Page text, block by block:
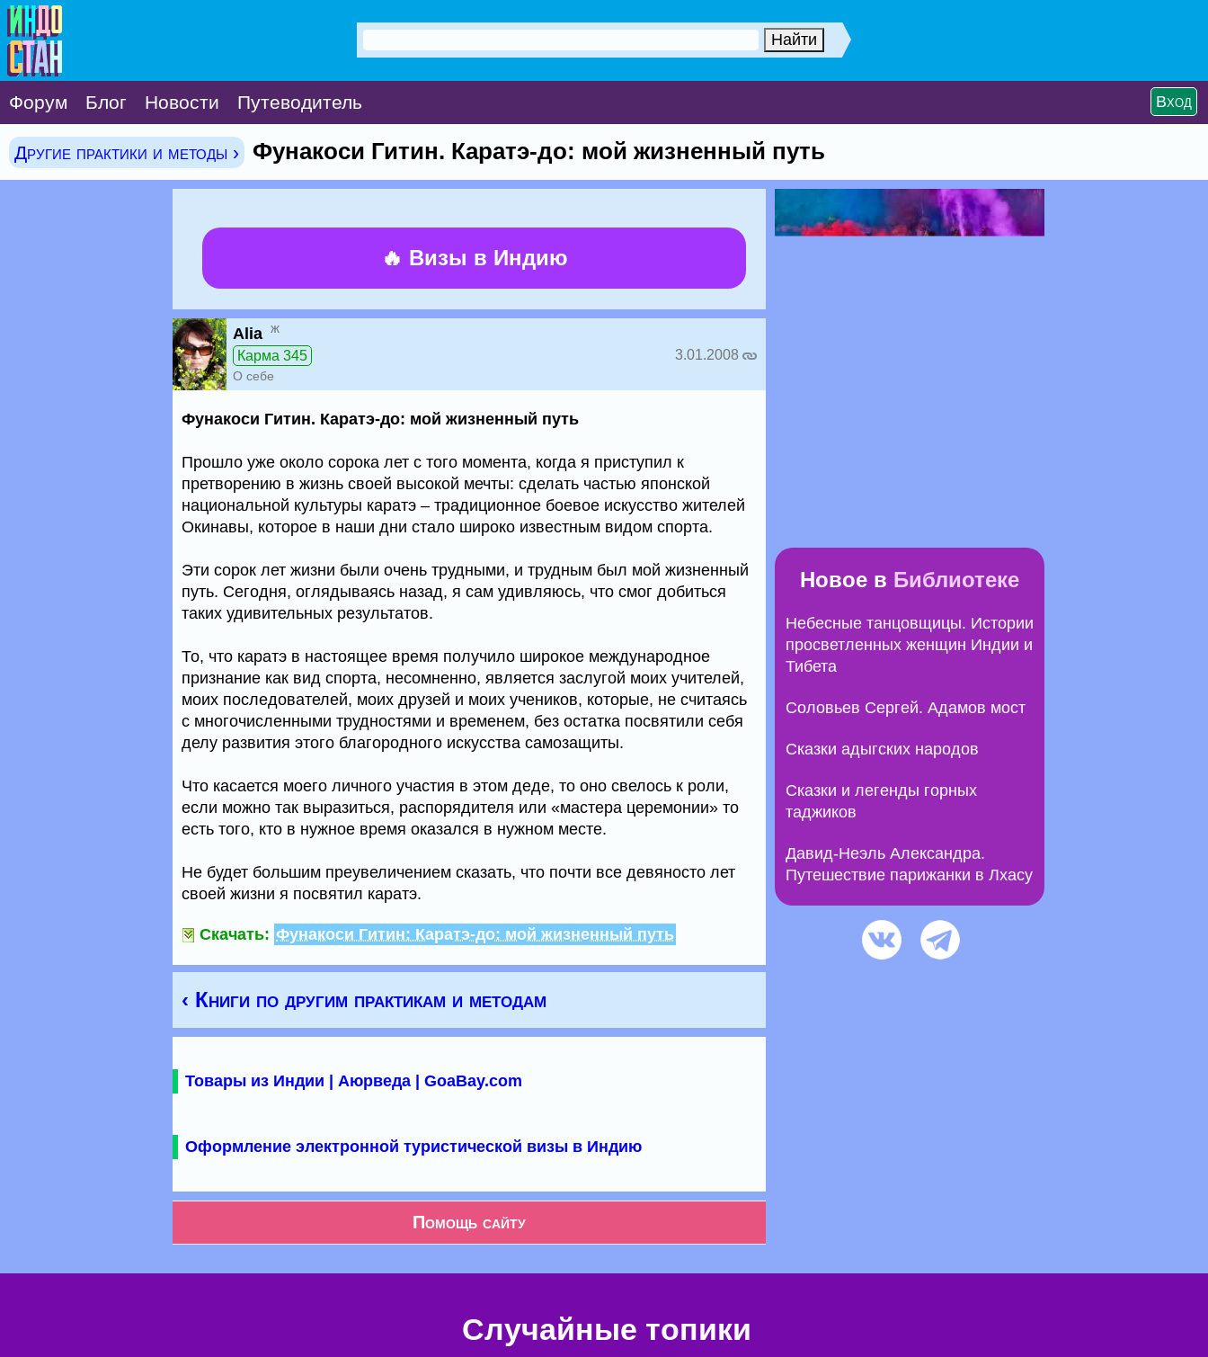
Форум Блог Новости Путеводитель Вход
Другие практики и методы › Фунакоси Гитин. Каратэ-до: мой жизненный путь
🔥 Визы в Индию
Alia ж
Карма 345
О себе
3.01.2008
Фунакоси Гитин. Каратэ-до: мой жизненный путь
Прошло уже около сорока лет с того момента, когда я приступил к
претворению в жизнь своей высокой мечты: сделать частью японской
национальной культуры каратэ – традиционное боевое искусство жителей
Окинавы, которое в наши дни стало широко известным видом спорта.
Эти сорок лет жизни были очень трудными, и трудным был мой жизненный
путь. Сегодня, оглядываясь назад, я сам удивляюсь, что смог добиться
таких удивительных результатов.
То, что каратэ в настоящее время получило широкое международное
признание как вид спорта, несомненно, является заслугой моих учителей,
моих последователей, моих друзей и моих учеников, которые, не считаясь
с многочисленными трудностями и временем, без остатка посвятили себя
делу развития этого благородного искусства самозащиты.
Что касается моего личного участия в этом деде, то оно свелось к роли,
если можно так выразиться, распорядителя или «мастера церемонии» то
есть того, кто в нужное время оказался в нужном месте.
Не будет большим преувеличением сказать, что почти все девяносто лет
своей жизни я посвятил каратэ.
Скачать: Фунакоси Гитин: Каратэ-до: мой жизненный путь
‹ Книги по другим практикам и методам
Товары из Индии | Аюрведа | GoaBay.com
Оформление электронной туристической визы в Индию
Помощь сайту
Новое в Библиотеке
Небесные танцовщицы. Истории
просветленных женщин Индии и
Тибета
Соловьев Сергей. Адамов мост
Сказки адыгских народов
Сказки и легенды горных
таджиков
Давид-Неэль Александра.
Путешествие парижанки в Лхасу
Случайные топики